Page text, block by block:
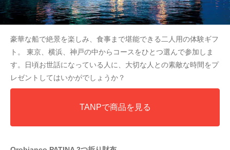
豪華な船で絶景を楽しみ、食事まで堪能できる二人用の体験ギフ
ト。 東京、横浜、神戸の中からコースをひとつ選んで参加しま
す。日頃お世話になっている人に、大切な人との素敵な時間をプ
レゼントしてはいかがでしょうか？
TANPで商品を見る